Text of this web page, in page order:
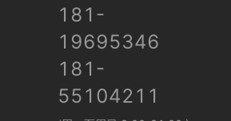
181-
19695346
181-
55104211